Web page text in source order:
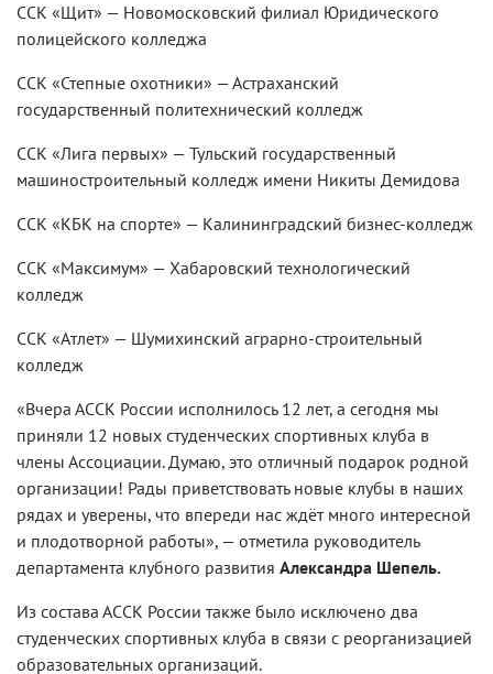
ССК «Щит» — Новомосковский филиал Юридического
полицейского колледжа
ССК «Степные охотники» — Астраханский
государственный политехнический колледж
ССК «Лига первых» — Тульский государственный
машиностроительный колледж имени Никиты Демидова
ССК «КБК на спорте» — Калининградский бизнес-колледж
ССК «Максимум» — Хабаровский технологический
колледж
ССК «Атлет» — Шумихинский аграрно-строительный
колледж
«Вчера АССК России исполнилось 12 лет, а сегодня мы
приняли 12 новых студенческих спортивных клуба в
члены Ассоциации. Думаю, это отличный подарок родной
организации! Рады приветствовать новые клубы в наших
рядах и уверены, что впереди нас ждёт много интересной
и плодотворной работы», — отметила руководитель
департамента клубного развития Александра Шепель.
Из состава АССК России также было исключено два
студенческих спортивных клуба в связи с реорганизацией
образовательных организаций.